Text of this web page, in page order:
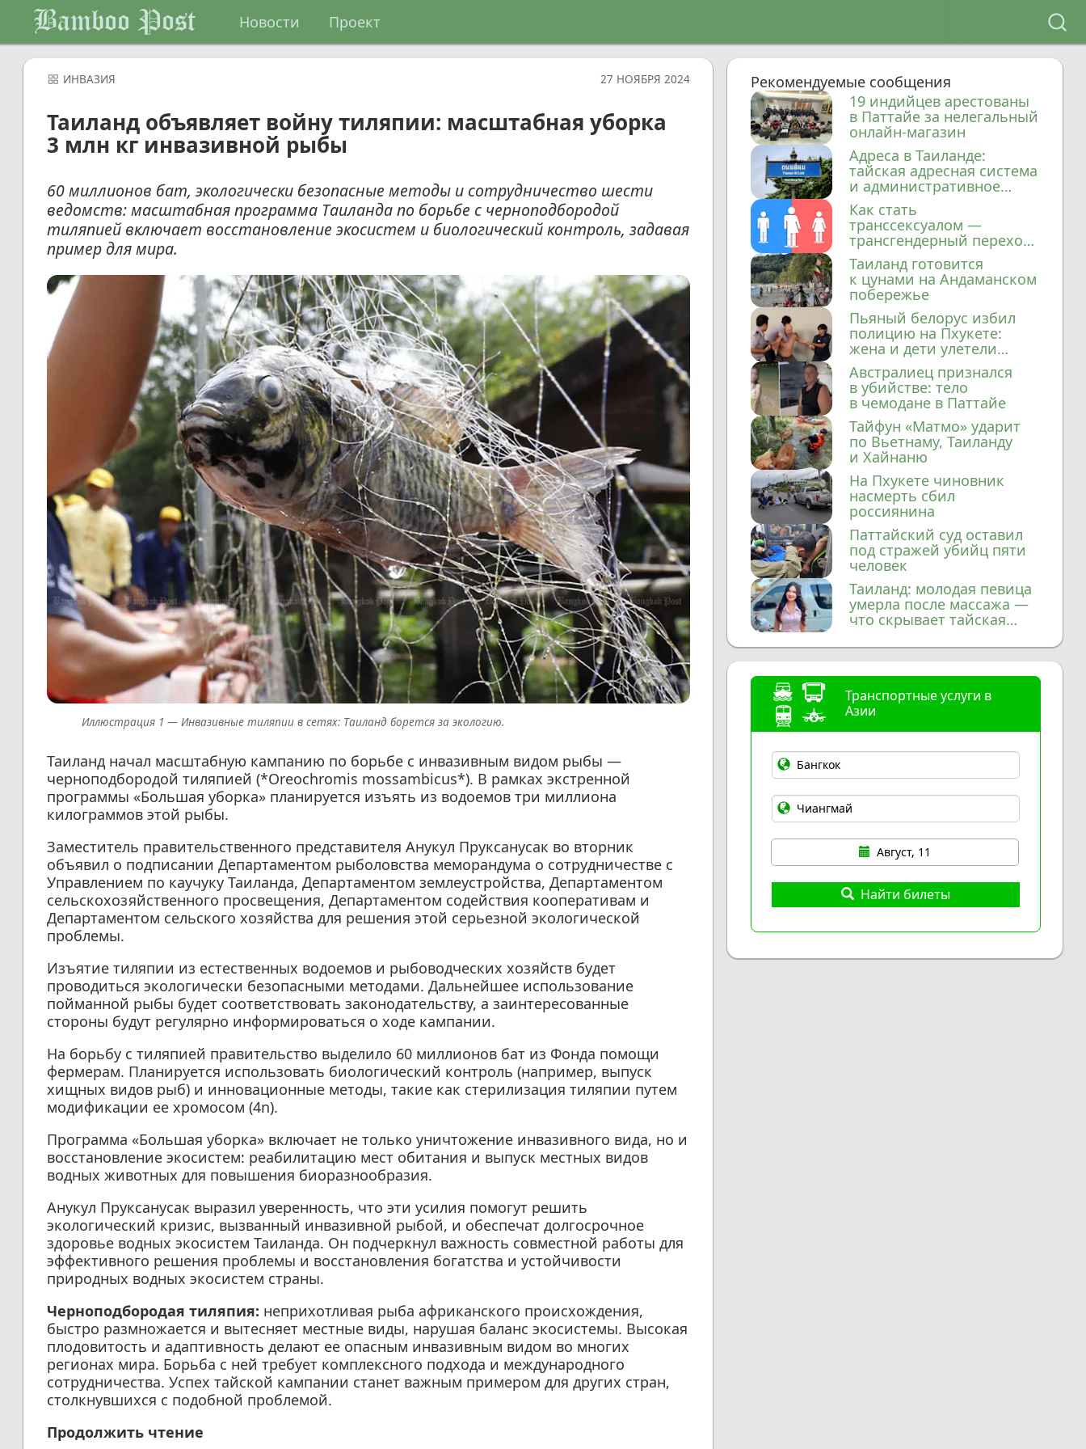
Bamboo Post Новости Проект
ИНВАЗИЯ 27 НОЯБРЯ 2024
Таиланд объявляет войну тиляпии: масштабная уборка
3 млн кг инвазивной рыбы
60 миллионов бат, экологически безопасные методы и сотрудничество шести
ведомств: масштабная программа Таиланда по борьбе с черноподбородой
тиляпией включает восстановление экосистем и биологический контроль, задавая
пример для мира.
Инвазивные тиляпии в сетях: Таиланд борется за экологию.
Таиланд начал масштабную кампанию по борьбе с инвазивным видом рыбы —
черноподбородой тиляпией (*Oreochromis mossambicus*). В рамках экстренной
программы «Большая уборка» планируется изъять из водоемов три миллиона
килограммов этой рыбы.
Заместитель правительственного представителя Анукул Пруксанусак во вторник
объявил о подписании Департаментом рыболовства меморандума о сотрудничестве с
Управлением по каучуку Таиланда, Департаментом землеустройства, Департаментом
сельскохозяйственного просвещения, Департаментом содействия кооперативам и
Департаментом сельского хозяйства для решения этой серьезной экологической
проблемы.
Изъятие тиляпии из естественных водоемов и рыбоводческих хозяйств будет
проводиться экологически безопасными методами. Дальнейшее использование
пойманной рыбы будет соответствовать законодательству, а заинтересованные
стороны будут регулярно информироваться о ходе кампании.
На борьбу с тиляпией правительство выделило 60 миллионов бат из Фонда помощи
фермерам. Планируется использовать биологический контроль (например, выпуск
хищных видов рыб) и инновационные методы, такие как стерилизация тиляпии путем
модификации ее хромосом (4n).
Программа «Большая уборка» включает не только уничтожение инвазивного вида, но и
восстановление экосистем: реабилитацию мест обитания и выпуск местных видов
водных животных для повышения биоразнообразия.
Анукул Пруксанусак выразил уверенность, что эти усилия помогут решить
экологический кризис, вызванный инвазивной рыбой, и обеспечат долгосрочное
здоровье водных экосистем Таиланда. Он подчеркнул важность совместной работы для
эффективного решения проблемы и восстановления богатства и устойчивости
природных водных экосистем страны.
Черноподбородая тиляпия: неприхотливая рыба африканского происхождения,
быстро размножается и вытесняет местные виды, нарушая баланс экосистемы. Высокая
плодовитость и адаптивность делают ее опасным инвазивным видом во многих
регионах мира. Борьба с ней требует комплексного подхода и международного
сотрудничества. Успех тайской кампании станет важным примером для других стран,
столкнувшихся с подобной проблемой.
Продолжить чтение
Рекомендуемые сообщения
19 индийцев арестованы
в Паттайе за нелегальный
онлайн-магазин
Адреса в Таиланде:
тайская адресная система
и административное
деление
Как стать
транссексуалом —
трансгендерный переход
в Таиланде
Таиланд готовится
к цунами на Андаманском
побережье
Пьяный белорус избил
полицию на Пхукете:
жена и дети улетели
домой
Австралиец признался
в убийстве: тело
в чемодане в Паттайе
Тайфун «Матмо» ударит
по Вьетнаму, Таиланду
и Хайнаню
На Пхукете чиновник
насмерть сбил
россиянина
Паттайский суд оставил
под стражей убийц пяти
человек
Таиланд: молодая певица
умерла после массажа —
что скрывает тайская
медицина?
Транспортные услуги в
Азии
Август, 11
Найти билеты